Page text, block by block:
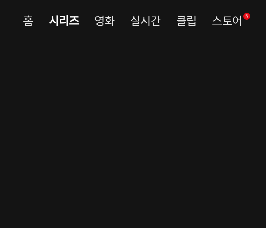
홈 시리즈 영화 실시간 클립 스토어 N